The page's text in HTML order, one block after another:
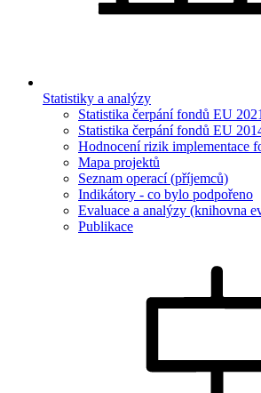
Statistiky a analýzy
Statistika čerpání fondů EU
Statistika čerpání fondů EU
Hodnocení rizik implementace
Mapa projektů
Seznam operací (příjemců)
Indikátory - co bylo podpořeno
Evaluace a analýzy (knihovna
Publikace